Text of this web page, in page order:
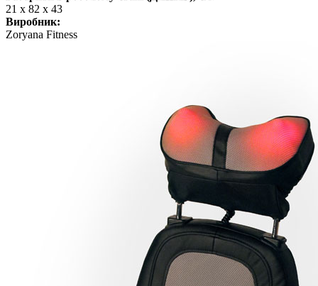
21 х 82 х 43
Виробник:
Zoryana Fitness